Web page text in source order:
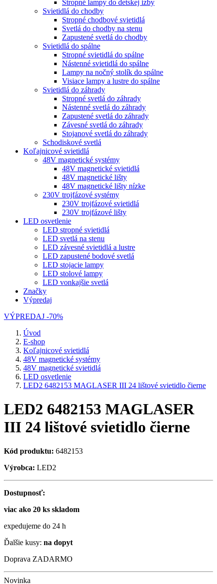
Stropné lampy do detskej izby
Svietidlá do chodby
Stropné chodbové svietidlá
Svetlá do chodby na stenu
Zapustené svetlá do chodby
Svietidlá do spálne
Stropné svietidlá do spálne
Nástenné svietidlá do spálne
Lampy na nočný stolík do spálne
Visiace lampy a lustre do spálne
Svietidlá do záhrady
Stropné svetlá do záhrady
Nástenné svetlá do záhrady
Zapustené svetlá do záhrady
Závesné svetlá do záhrady
Stojanové svetlá do záhrady
Schodiskové svetlá
Koľajnicové svietidlá
48V magnetické systémy
48V magnetické svietidlá
48V magnetické lišty
48V magnetické lišty nízke
230V trojfázové systémy
230V trojfázové svietidlá
230V trojfázové lišty
LED osvetlenie
LED stropné svietidlá
LED svetlá na stenu
LED závesné svietidlá a lustre
LED zapustené bodové svetlá
LED stojacie lampy
LED stolové lampy
LED vonkajšie svetlá
Značky
Výpredaj
VÝPREDAJ -70%
Úvod
E-shop
Koľajnicové svietidlá
48V magnetické systémy
48V magnetické svietidlá
LED osvetlenie
LED2 6482153 MAGLASER III 24 lištové svietidlo čierne
LED2 6482153 MAGLASER
III 24 lištové svietidlo čierne
Kód produktu: 6482153
Výrobca: LED2
Dostupnosť:
viac ako 20 ks skladom
expedujeme do 24 h
Ďalšie kusy: na dopyt
Doprava ZADARMO
Novinka